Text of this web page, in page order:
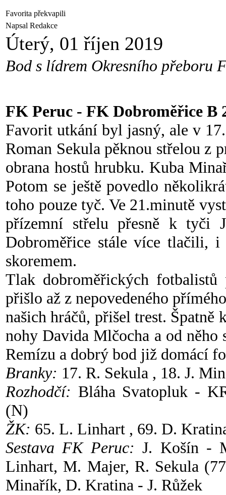
Favorita překvapili
Napsal Redakce
Úterý, 01 říjen 2019
Bod s lídrem Okresního přeboru
FK Peruc - FK Dobroměřice B
Favorit utkání byl jasný, ale v
Roman Sekula pěknou střelou z
obrana hostů hrubku. Kuba
Potom se ještě povedlo
toho pouze tyč. Ve 21.minutě
přízemní střelu přesně k tyči
Dobroměřice stále více tlačili, i
skoremem.
Tlak dobroměřických
přišlo až z nepovedeného
našich hráčů, přišel trest.
nohy Davida Mlčocha a od
Remízu a dobrý bod již domácí
Branky: 17. R. Sekula , 18. J.
Rozhodčí: Bláha Svatopluk -
(N)
ŽK: 65. L. Linhart , 69. D.
Sestava FK Peruc: J. Košín -
Linhart, M. Majer, R. Sekula
Minařík, D. Kratina - J. Růžek